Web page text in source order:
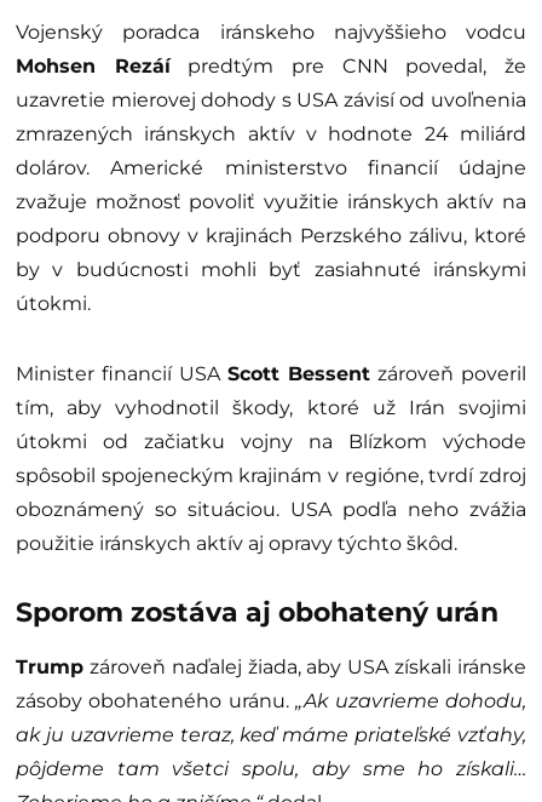
Vojenský poradca iránskeho najvyššieho vodcu
Mohsen Rezáípredtým pre CNN povedal, že
uzavretie mierovej dohody s USA závisí od uvoľnenia
zmrazených iránskych aktív v hodnote 24 miliárd
dolárov. Americké ministerstvo financií údajne
zvažuje možnosť povoliť využitie iránskych aktív na
podporu obnovy v krajinách Perzského zálivu, ktoré
by v budúcnosti mohli byť zasiahnuté iránskymi
útokmi.
Minister financií USA Scott Bessent zároveň poveril
tím, aby vyhodnotil škody, ktoré už Irán svojimi
útokmi od začiatku vojny na Blízkom východe
spôsobil spojeneckým krajinám v regióne, tvrdí zdroj
oboznámený so situáciou. USA podľa neho zvážia
použitie iránskych aktív aj opravy týchto škôd.
Sporom zostáva aj obohatený urán
Trump zároveň naďalej žiada, aby USA získali iránske
zásoby obohateného uránu.„Ak uzavrieme dohodu,
ak ju uzavrieme teraz, keď máme priateľské vzťahy,
pôjdeme tam všetci spolu, aby sme ho získali…